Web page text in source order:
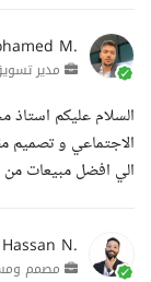
M.
مدير
السلام عليكم
الاجتماعي و
الي افضل مبيعات من
Hassan N.
مصمم